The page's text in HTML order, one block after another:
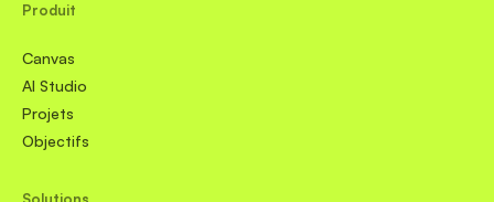
Produit
Canvas
AI Studio
Projets
Objectifs